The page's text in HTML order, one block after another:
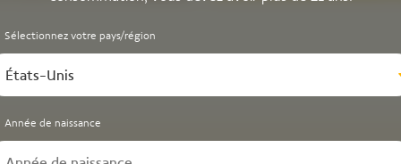
Sélectionnez votre pays/région
États-Unis
Année de naissance